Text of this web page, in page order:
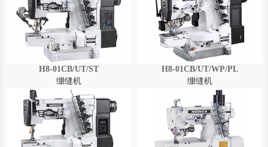
H8-01CB/UT/ST
绷缝机
H8-01CB/UT/WP/PL
绷缝机